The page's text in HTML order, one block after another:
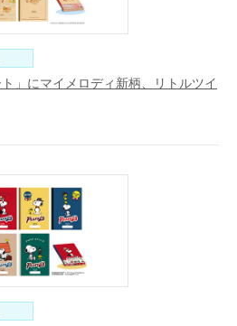
」にマイメロディ新柄、リトルツイ